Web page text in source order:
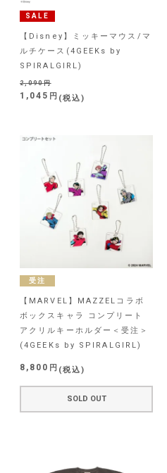
SALE
【Disney】ミッキーマウス/マ
ルチケース(4GEEKs by
SPIRALGIRL)
2,090
1,045 税込
受注
【MARVEL】MAZZELコラボ
ボックスキャラ コンプリート
アクリルキーホルダー＜受注＞
(4GEEKs by SPIRALGIRL)
8,800 税込
SOLD OUT